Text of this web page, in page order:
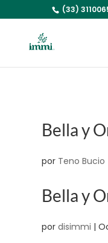
(33)
Bella y
por Teno Bucio
Bella y
por disimmi |